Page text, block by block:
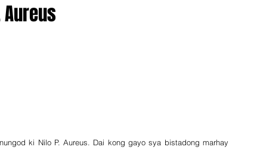
ki Nilo P. Aureus. Dai kong gayo sya bistadong marhay